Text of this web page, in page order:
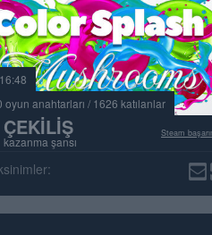
oyun anahtarları / 1626 katılanlar
ÇEKILIŞ
kazanma şansı
Steam